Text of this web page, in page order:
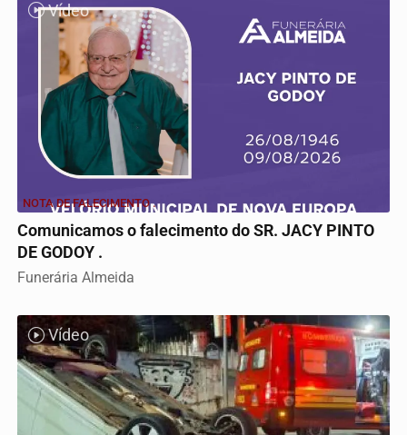
Vídeo
NOTA DE FALECIMENTO .
Comunicamos o falecimento do SR. JACY PINTO
DE GODOY .
Funerária Almeida
Vídeo